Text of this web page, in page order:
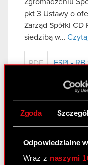
Zgoda
Odpowiedzialne
Wraz z naszymi
Zgromadzeniu
pkt 3 Ustawy o
Zarząd Spółki CD
siedzibą w…
PDF ESPI -
18 kwietnia 2023
Walne
Art. 56 ust. 1 pkt